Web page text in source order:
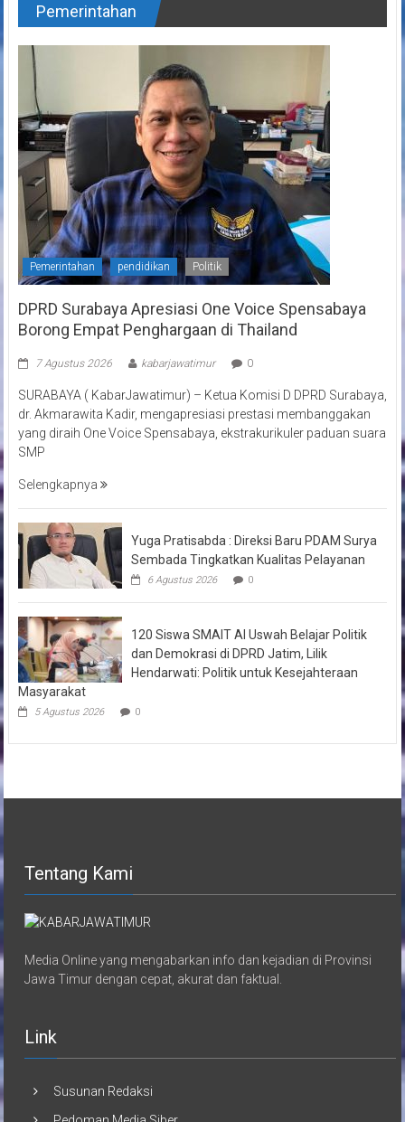
Pemerintahan
Pemerintahan pendidikan Politik
DPRD Surabaya Apresiasi One Voice Spensabaya
Borong Empat Penghargaan di Thailand
7 Agustus 2026 kabarjawatimur 0
SURABAYA ( KabarJawatimur) – Ketua Komisi D DPRD Surabaya,
dr. Akmarawita Kadir, mengapresiasi prestasi membanggakan
yang diraih One Voice Spensabaya, ekstrakurikuler paduan suara
SMP
Selengkapnya
Yuga Pratisabda : Direksi Baru PDAM Surya
Sembada Tingkatkan Kualitas Pelayanan
6 Agustus 2026 0
120 Siswa SMAIT Al Uswah Belajar Politik
dan Demokrasi di DPRD Jatim, Lilik
Hendarwati: Politik untuk Kesejahteraan
Masyarakat
5 Agustus 2026 0
Tentang Kami
Media Online yang mengabarkan info dan kejadian di Provinsi
Jawa Timur dengan cepat, akurat dan faktual.
Link
Susunan Redaksi